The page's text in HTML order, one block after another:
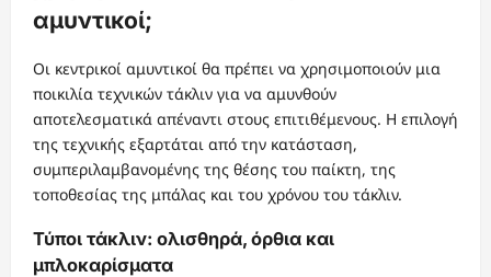
αμυντικοί;
Οι κεντρικοί αμυντικοί θα πρέπει να χρησιμοποιούν μια
ποικιλία τεχνικών τάκλιν για να αμυνθούν
αποτελεσματικά απέναντι στους επιτιθέμενους. Η επιλογή
της τεχνικής εξαρτάται από την κατάσταση,
συμπεριλαμβανομένης της θέσης του παίκτη, της
τοποθεσίας της μπάλας και του χρόνου του τάκλιν.
Τύποι τάκλιν: ολισθηρά, όρθια και
μπλοκαρίσματα